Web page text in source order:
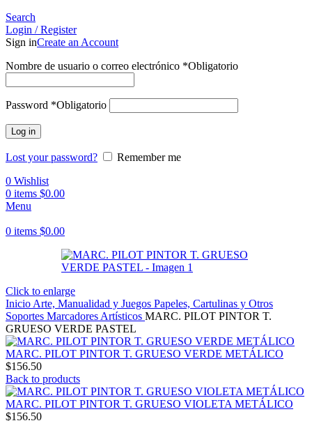
Search
Login / Register
Sign inCreate an Account
Nombre de usuario o correo electrónico *Obligatorio
Password *Obligatorio
Log in
Lost your password?
Remember me
0 Wishlist
0 items $0.00
Menu
0 items $0.00
Click to enlarge
Inicio Arte, Manualidad y Juegos Papeles, Cartulinas y Otros
Soportes Marcadores Artísticos MARC. PILOT PINTOR T.
GRUESO VERDE PASTEL
MARC. PILOT PINTOR T. GRUESO VERDE METÁLICO
$156.50
Back to products
MARC. PILOT PINTOR T. GRUESO VIOLETA METÁLICO
$156.50